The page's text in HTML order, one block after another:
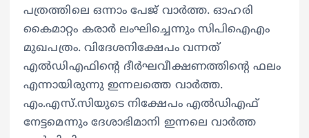
പത്രത്തിലെ ഒന്നാം പേജ് വാർത്ത. ഓഹരി
കൈമാറ്റം കരാർ ലംഘിച്ചെന്നും സിപിഐഎം
മുഖപത്രം. വിദേശനിക്ഷേപം വന്നത്
എൽഡിഎഫിന്റെ ദീർഘവീക്ഷണത്തിന്റെ ഫലം
എന്നായിരുന്നു ഇന്നലത്തെ വാർത്ത.
എം.എസ്.സിയുടെ നിക്ഷേപം എൽഡിഎഫ്
നേട്ടമെന്നും ദേശാഭിമാനി ഇന്നലെ വാർത്ത